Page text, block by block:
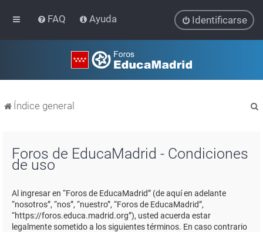
FAQ Ayuda Identificarse
Índice general
Foros de EducaMadrid - Condiciones
de uso
Al ingresar en “Foros de EducaMadrid” (de aquí en adelante
“nosotros”, “nos”, “nuestro”, “Foros de EducaMadrid”,
“https://foros.educa.madrid.org”), usted acuerda estar
legalmente sometido a los siguientes términos. En caso contrario